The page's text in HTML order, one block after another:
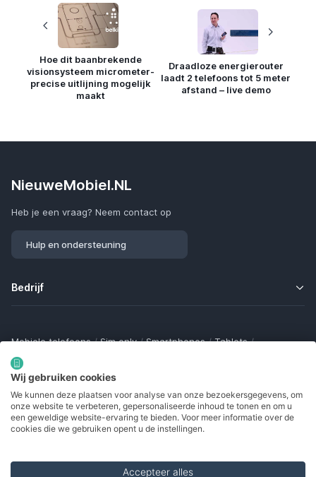
Hoe dit baanbrekende
visionsysteem micrometer-
precise uitlijning mogelijk
maakt
Draadloze energierouter
laadt 2 telefoons tot 5 meter
afstand – live demo
NieuweMobiel.NL
Heb je een vraag? Neem contact op
Hulp en ondersteuning
Bedrijf
Mobiele telefoons / Sim only / Smartphones / Tablets /
Smartwatches
Bluetooth trackers / Opladers
Samsung Galaxy
Gamingtelefoons / Foldables / Robuuste telefoons /
Seniorentelefoons / Waterdichte telefoons / Refurbished
Wij gebruiken cookies
We kunnen deze plaatsen voor analyse van onze bezoekersgegevens, om
onze website te verbeteren, gepersonaliseerde inhoud te tonen en om u
een geweldige website-ervaring te bieden. Voor meer informatie over de
cookies die we gebruiken opent u de instellingen.
Accepteer alles